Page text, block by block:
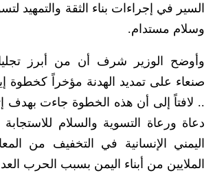
السير في إجراءات بناء الثقة والتمهيد
وسلام مستدام.
وأوضح الوزير شرف أن من أبرز
صنعاء على تمديد الهدنة مؤخراً كخطوة
.. لافتاً إلى أن هذه الخطوة جاءت بهدف
دعاة ورعاة التسوية والسلام
اليمني الإنسانية في التخفيف من
الملايين من أبناء اليمن بسبب الحرب